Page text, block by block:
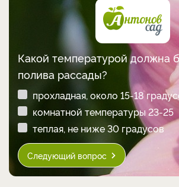
Какой температурой должна
полива рассады?
прохладная, около 15-18
комнатной температуры 23-25
теплая, не ниже 30 градусов
Следующий вопрос